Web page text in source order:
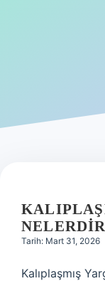
Hakkımızda
Tarih: Mart 31, 2026
Kalıplaşmış